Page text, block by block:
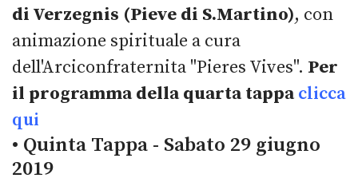
di Verzegnis (Pieve di S.Martino), con
animazione spirituale a cura
dell'Arciconfraternita "Pieres Vives". Per
il programma della quarta tappaclicca
qui
• Quinta Tappa - Sabato 29 giugno
2019